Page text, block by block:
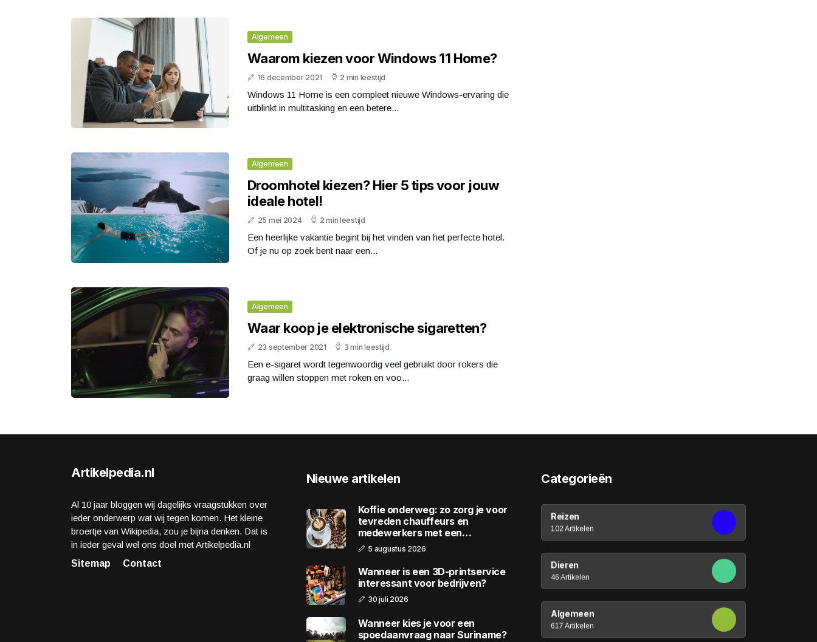
Algemeen
Waarom kiezen voor Windows 11 Home?
16 december 2021 2 min leestijd
Windows 11 Home is een compleet nieuwe Windows-ervaring die
uitblinkt in multitasking en een betere...
Algemeen
Droomhotel kiezen? Hier 5 tips voor jouw
ideale hotel!
25 mei 2024 2 min leestijd
Een heerlijke vakantie begint bij het vinden van het perfecte hotel.
Of je nu op zoek bent naar een...
Algemeen
Waar koop je elektronische sigaretten?
23 september 2021 3 min leestijd
Een e-sigaret wordt tegenwoordig veel gebruikt door rokers die
graag willen stoppen met roken en voo...
Artikelpedia.nl
Al 10 jaar bloggen wij dagelijks vraagstukken over
ieder onderwerp wat wij tegen komen. Het kleine
broertje van Wikipedia, zou je bijna denken. Dat is
in ieder geval wel ons doel met Artikelpedia.nl
Sitemap
Contact
Nieuwe artikelen
Koffie onderweg: zo zorg je voor
tevreden chauffeurs en
medewerkers met een
wagenpark
5 augustus 2026
Wanneer is een 3D-printservice
interessant voor bedrijven?
30 juli 2026
Wanneer kies je voor een
spoedaanvraag naar Suriname?
Categorieën
Reizen
102 Artikelen
Dieren
46 Artikelen
Algemeen
617 Artikelen